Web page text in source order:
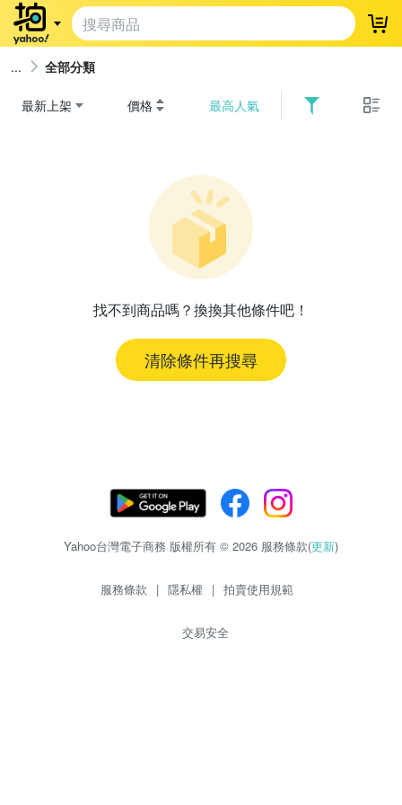
登
全部分類
最新上架 價格 最高人氣
找不到商品嗎？換換其他條件吧！
清除條件再搜尋
Yahoo台灣電子商務 版權所有 © 2026 服務條款(更新)
服務條款 | 隱私權 | 拍賣使用規範
交易安全